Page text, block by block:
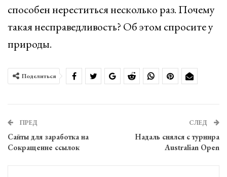
способен нереститься несколько раз. Почему
такая несправедливость? Об этом спросите у
природы.
Поделиться
ПРЕД
Сайты для заработка на
Сокращение ссылок
СЛЕД
Надаль снялся с турнира
Australian Open